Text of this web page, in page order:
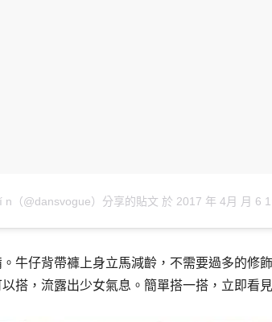
n（@dansvogue）分享的貼文 於 2017 年 4月 月 6
牛仔背帶褲上身立馬減齡，不需要過多的修
搭，流露出少女氣息。簡單搭一搭，立即看